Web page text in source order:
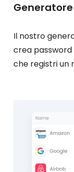
Il nostro
crea
che registri un